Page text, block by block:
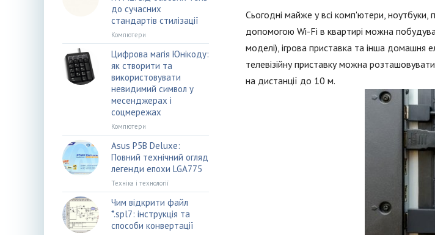
Сьогодні майже у всі комп'ютери,
допомогою Wi-Fi в квартирі можна
моделі), ігрова приставка та інша домашня
телевізійну приставку можна
на дистанції до 10 м.
до сучасних
стандартів стилізації
Компютери
Цифрова магія Юнікоду:
як створити та
використовувати
невидимий символ у
месенджерах і
соцмережах
Компютери
Asus P5B Deluxe:
Повний технічний огляд
легенди епохи LGA775
Техніка і технології
Чим відкрити файл
*.spl7: інструкція та
способи конвертації